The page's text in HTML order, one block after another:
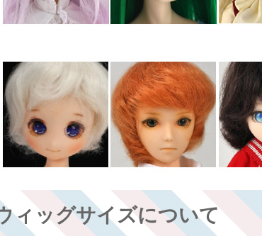
ィッグサイズについて